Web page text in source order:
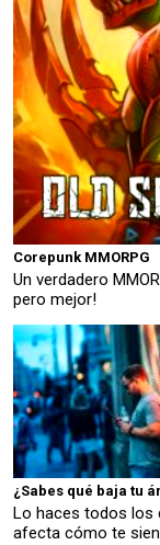
Corepunk MMORPG
Un verdadero
pero mejor!
¿Sabes qué baja tu
Lo haces todos los
afecta cómo te